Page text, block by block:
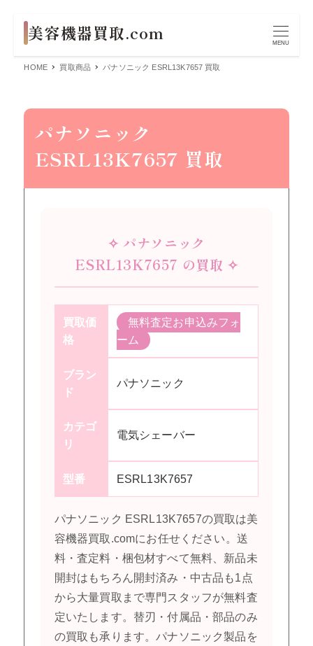
MENU
HOME 買取商品 パナソニック ESRL13K7657 買取
パナソニック
ESRL13K7657 買取
✧ パナソニック
ESRL13K7657 の買取 ✧
買取価
格
無料査定お申込みフォ
ーム
ブラン
ド
パナソニック
カテゴ
リ
電気シェーバー
型番 ESRL13K7657
パナソニック ESRL13K7657の買取は美
容機器買取.comにお任せください。送
料・査定料・梱包材すべて無料、新品未
開封はもちろん開封済み・中古品も1点
から大量買取まで専門スタッフが無料査
定いたします。替刃・付属品・部品のみ
の買取も承ります。パナソニック製品を